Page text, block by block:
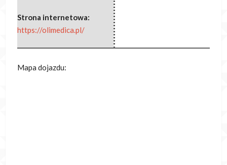
Strona internetowa:
https://olimedica.pl/
Mapa dojazdu: